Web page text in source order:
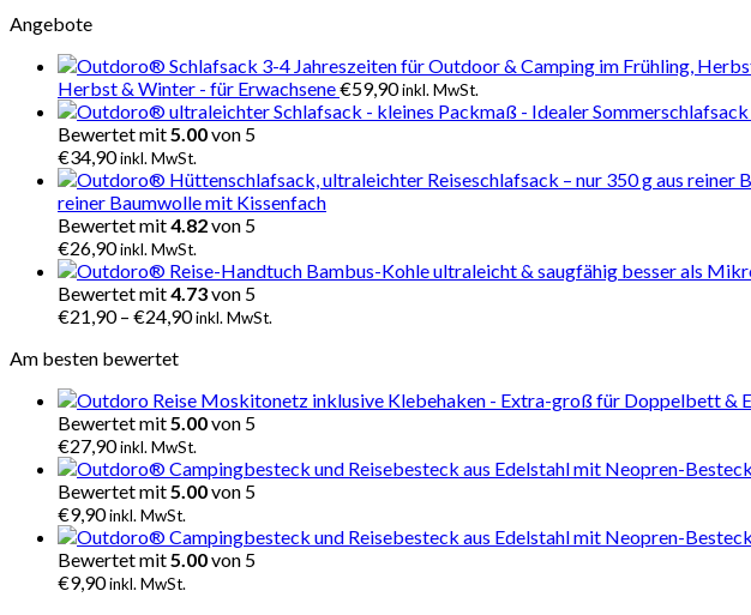
Angebote
Herbst & Winter - für Erwachsene€59,90inkl. MwSt.
Bewertet mit5.00von 5
€34,90inkl. MwSt.
reiner Baumwolle mit Kissenfach
Bewertet mit4.82von 5
€26,90inkl. MwSt.
Bewertet mit4.73von 5
€21,90– €24,90inkl. MwSt.
Am besten bewertet
Bewertet mit5.00von 5
€27,90inkl. MwSt.
Bewertet mit5.00von 5
€9,90inkl. MwSt.
Bewertet mit5.00von 5
€9,90inkl. MwSt.